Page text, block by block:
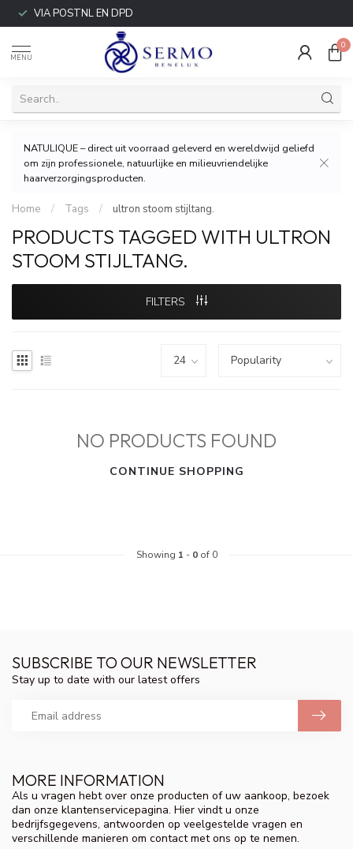
VIA POSTNL EN DPD
MENU
0
NATULIQUE – direct uit voorraad geleverd en wereldwijd geliefd
om zijn professionele, natuurlijke en milieuvriendelijke
haarverzorgingsproducten.
Home / Tags / ultron stoom stijltang.
PRODUCTS TAGGED WITH ULTRON
STOOM STIJLTANG.
FILTERS
NO PRODUCTS FOUND
CONTINUE SHOPPING
Showing 1 - 0of 0
MORE INFORMATION
Als u vragen hebt over onze producten of uw aankoop, bezoek
dan onze klantenservicepagina. Hier vindt u onze
bedrijfsgegevens, antwoorden op veelgestelde vragen en
verschillende manieren om contact met ons op te nemen.
SUBSCRIBE TO OUR NEWSLETTER
Stay up to date with our latest offers